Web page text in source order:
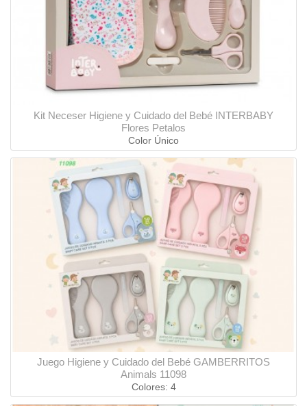
Kit Neceser Higiene y Cuidado del Bebé INTERBABY
Flores Petalos
Color Único
Juego Higiene y Cuidado del Bebé GAMBERRITOS
Animals 11098
Colores: 4